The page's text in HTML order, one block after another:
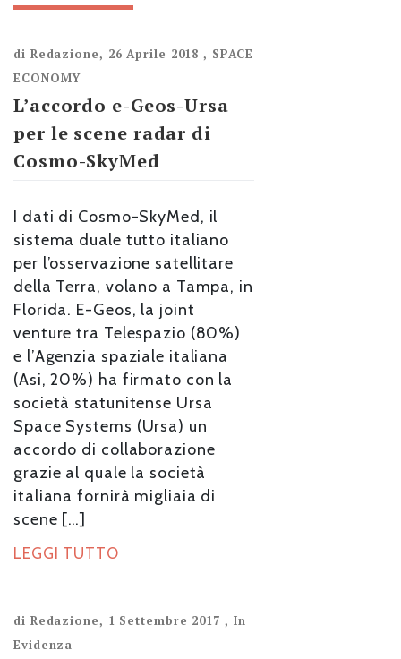
di Redazione, 26 Aprile 2018 , SPACE
ECONOMY
L’accordo e-Geos-Ursa
per le scene radar di
Cosmo-SkyMed
I dati di Cosmo-SkyMed, il
sistema duale tutto italiano
per l’osservazione satellitare
della Terra, volano a Tampa, in
Florida. E-Geos, la joint
venture tra Telespazio (80%)
e l’Agenzia spaziale italiana
(Asi, 20%) ha firmato con la
società statunitense Ursa
Space Systems (Ursa) un
accordo di collaborazione
grazie al quale la società
italiana fornirà migliaia di
scene […]
LEGGI TUTTO
di Redazione, 1 Settembre 2017 , In
Evidenza